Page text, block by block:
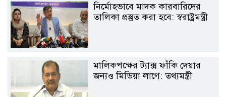
নির্মোহভাবে মাদক কারবারিদের
তালিকা প্রস্তুত করা হবে: স্বরাষ্ট্রমন্ত্রী
মালিকপক্ষের ট্যাক্স ফাঁকি দেয়ার
জন্যও মিডিয়া লাগে: তথ্যমন্ত্রী